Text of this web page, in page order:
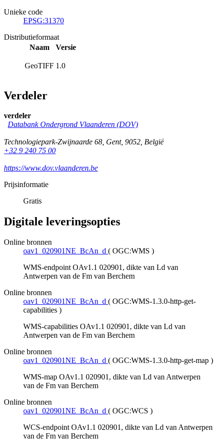
Unieke code
EPSG:31370
Distributieformaat
Naam
Versie
GeoTIFF 1.0
Verdeler
verdeler
Databank Ondergrond Vlaanderen (DOV)
Technologiepark-Zwijnaarde 68, Gent, 9052, België
+32 9 240 75 00
https://www.dov.vlaanderen.be
Prijsinformatie
Gratis
Digitale leveringsopties
Online bronnen
oav1_020901NE_BcAn_d ( OGC:WMS )
WMS-endpoint OAv1.1 020901, dikte van Ld van
Antwerpen van de Fm van Berchem
Online bronnen
oav1_020901NE_BcAn_d ( OGC:WMS-1.3.0-http-get-
capabilities )
WMS-capabilities OAv1.1 020901, dikte van Ld van
Antwerpen van de Fm van Berchem
Online bronnen
oav1_020901NE_BcAn_d ( OGC:WMS-1.3.0-http-get-map )
WMS-map OAv1.1 020901, dikte van Ld van Antwerpen
van de Fm van Berchem
Online bronnen
oav1_020901NE_BcAn_d ( OGC:WCS )
WCS-endpoint OAv1.1 020901, dikte van Ld van Antwerpen
van de Fm van Berchem